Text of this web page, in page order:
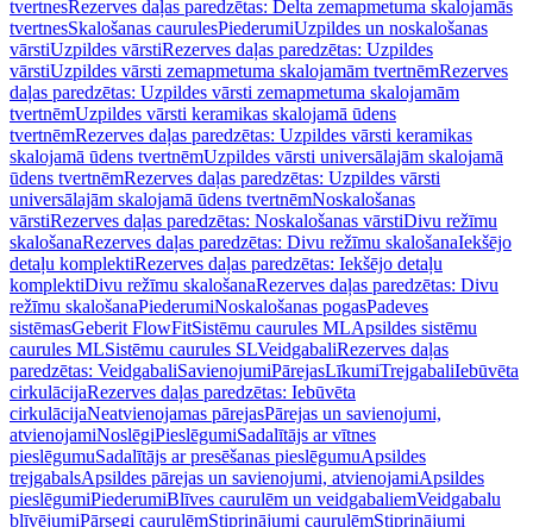
tvertnesRezerves daļas paredzētas: Delta zemapmetuma skalojamās
tvertnesSkalošanas caurulesPiederumiUzpildes un noskalošanas
vārstiUzpildes vārstiRezerves daļas paredzētas: Uzpildes
vārstiUzpildes vārsti zemapmetuma skalojamām tvertnēmRezerves
daļas paredzētas: Uzpildes vārsti zemapmetuma skalojamām
tvertnēmUzpildes vārsti keramikas skalojamā ūdens
tvertnēmRezerves daļas paredzētas: Uzpildes vārsti keramikas
skalojamā ūdens tvertnēmUzpildes vārsti universālajām skalojamā
ūdens tvertnēmRezerves daļas paredzētas: Uzpildes vārsti
universālajām skalojamā ūdens tvertnēmNoskalošanas
vārstiRezerves daļas paredzētas: Noskalošanas vārstiDivu režīmu
skalošanaRezerves daļas paredzētas: Divu režīmu skalošanaIekšējo
detaļu komplektiRezerves daļas paredzētas: Iekšējo detaļu
komplektiDivu režīmu skalošanaRezerves daļas paredzētas: Divu
režīmu skalošanaPiederumiNoskalošanas pogasPadeves
sistēmasGeberit FlowFitSistēmu caurules MLApsildes sistēmu
caurules MLSistēmu caurules SLVeidgabaliRezerves daļas
paredzētas: VeidgabaliSavienojumiPārejasLīkumiTrejgabaliIebūvēta
cirkulācijaRezerves daļas paredzētas: Iebūvēta
cirkulācijaNeatvienojamas pārejasPārejas un savienojumi,
atvienojamiNoslēgiPieslēgumiSadalītājs ar vītnes
pieslēgumuSadalītājs ar presēšanas pieslēgumuApsildes
trejgabalsApsildes pārejas un savienojumi, atvienojamiApsildes
pieslēgumiPiederumiBlīves caurulēm un veidgabaliemVeidgabalu
blīvējumiPārsegi caurulēmStiprinājumi caurulēmStiprinājumi